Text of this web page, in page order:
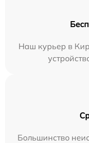
Наш курьер в
Большинство